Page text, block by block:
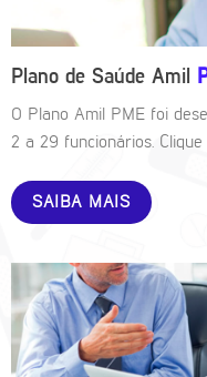
Plano de Saúde Amil
O Plano Amil PME foi
2 a 29 funcionários.
SAIBA MAIS